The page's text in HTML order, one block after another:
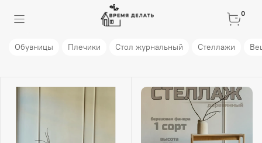
0
Обувницы Плечики Стол журнальный Стеллажи